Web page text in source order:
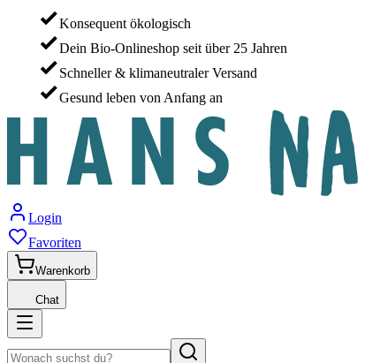
Konsequent ökologisch
Dein Bio-Onlineshop seit über 25 Jahren
Schneller & klimaneutraler Versand
Gesund leben von Anfang an
Login
Favoriten
Warenkorb
Chat